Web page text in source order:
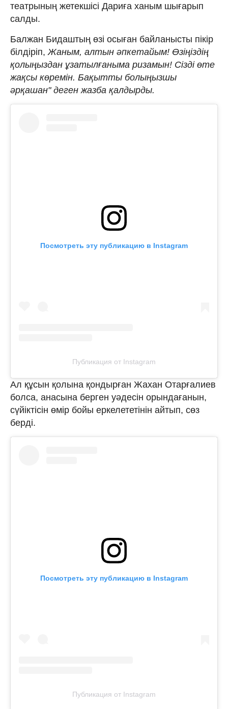
театрының жетекшісі Дариға ханым шығарып
салды.
Балжан Бидаштың өзі осыған байланысты пікір
білдіріп,Жаным, алтын әпкетайым! Өзіңіздің
қолыңыздан ұзатылғаныма ризамын! Сізді өте
жақсы көремін. Бақытты болыңызшы
әрқашан" деген жазба қалдырды.
Посмотреть эту публикацию в Instagram
Публикация от Instagram
Ал құсын қолына қондырған Жахан Отарғалиев
болса, анасына берген уәдесін орындағанын,
сүйіктісін өмір бойы еркелететінін айтып, сөз
берді.
Посмотреть эту публикацию в Instagram
Публикация от Instagram